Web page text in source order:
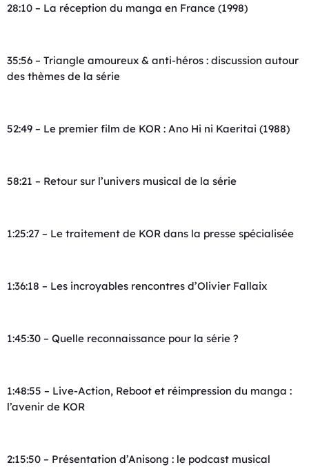
28:10 – La réception du manga en France (1998)
35:56 – Triangle amoureux & anti-héros : discussion autour
des thèmes de la série
52:49 – Le premier film de KOR : Ano Hi ni Kaeritai (1988)
58:21 – Retour sur l’univers musical de la série
1:25:27 – Le traitement de KOR dans la presse spécialisée
1:36:18 – Les incroyables rencontres d’Olivier Fallaix
1:45:30 – Quelle reconnaissance pour la série ?
1:48:55 – Live-Action, Reboot et réimpression du manga :
l’avenir de KOR
2:15:50 – Présentation d’Anisong : le podcast musical